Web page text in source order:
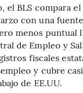
el BLS compara
con una
menos puntual
de Empleo y
fiscales
y cubre
de EE.UU.